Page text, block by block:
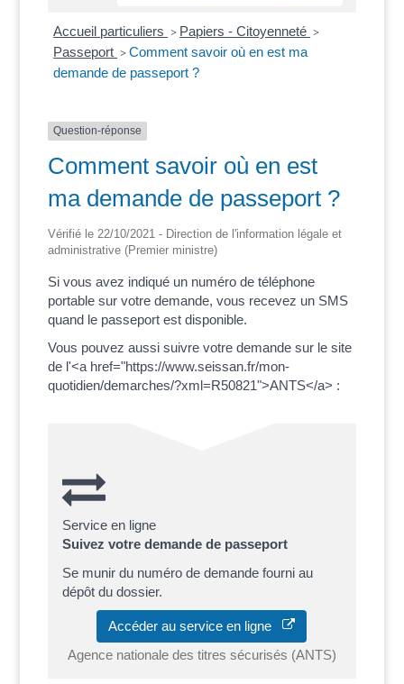
Accueil particuliers > Papiers - Citoyenneté >
Passeport > Comment savoir où en est ma
demande de passeport ?
Question-réponse
Comment savoir où en est
ma demande de passeport ?
Vérifié le 22/10/2021 - Direction de l'information légale et
administrative (Premier ministre)
Si vous avez indiqué un numéro de téléphone
portable sur votre demande, vous recevez un SMS
quand le passeport est disponible.
Vous pouvez aussi suivre votre demande sur le site
de l'<a href="https://www.seissan.fr/mon-
quotidien/demarches/?xml=R50821">ANTS</a> :
Service en ligne
Suivez votre demande de passeport
Se munir du numéro de demande fourni au
dépôt du dossier.
Accéder au service en ligne
Agence nationale des titres sécurisés (ANTS)